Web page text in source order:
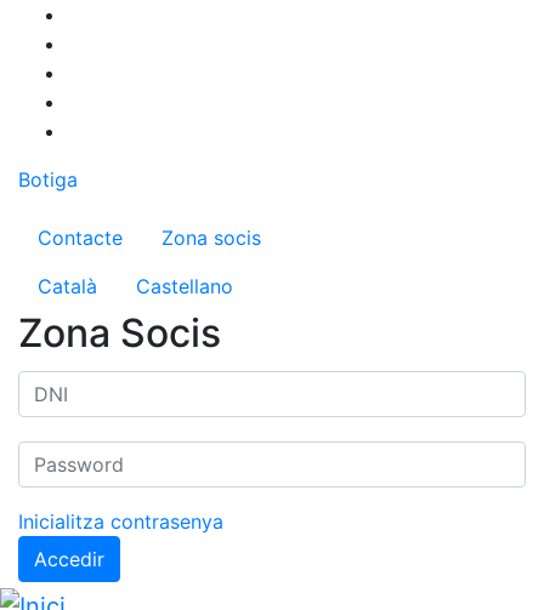
contingut
Botiga
Menú del compte d'usuari
Contacte
Zona socis
Català
Castellano
Zona Socis
Inicialitza contrasenya
Accedir